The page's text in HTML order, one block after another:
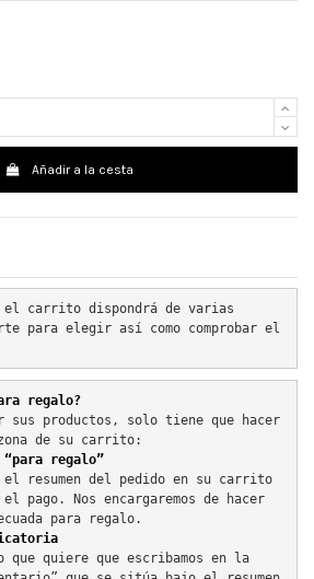
Añadir a la cesta
el carrito dispondrá de varias
para elegir así como comprobar el
regalo?
productos, solo tiene que hacer
de su carrito:
regalo”
el resumen del pedido en su carrito
Nos encargaremos de hacer
para regalo.
quiere que escribamos en la